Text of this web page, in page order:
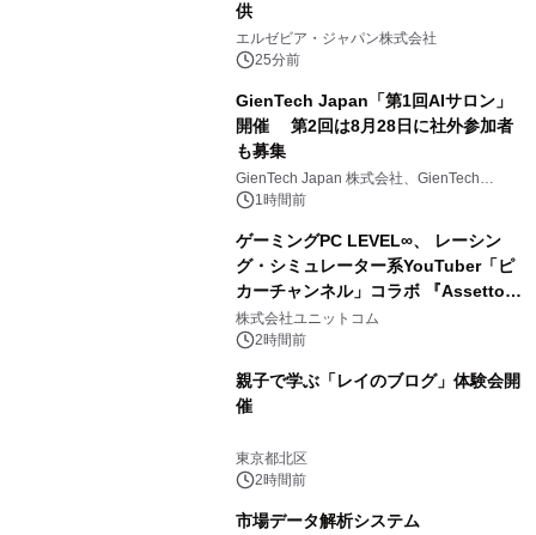
供
エルゼビア・ジャパン株式会社
25分前
GienTech Japan「第1回AIサロン」
開催 第2回は8月28日に社外参加者
も募集
GienTech Japan 株式会社、GienTech
Consulting Japan 株式会社
1時間前
ゲーミングPC LEVEL∞、 レーシン
グ・シミュレーター系YouTuber「ピ
カーチャンネル」コラボ 『Assetto
Corsa EVO』推奨パソコン販売中
株式会社ユニットコム
2時間前
親子で学ぶ「レイのブログ」体験会開
催
東京都北区
2時間前
市場データ解析システム